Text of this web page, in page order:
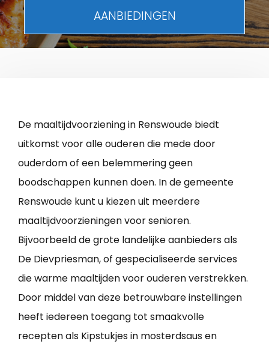
AANBIEDINGEN
De maaltijdvoorziening in Renswoude biedt
uitkomst voor alle ouderen die mede door
ouderdom of een belemmering geen
boodschappen kunnen doen. In de gemeente
Renswoude kunt u kiezen uit meerdere
maaltijdvoorzieningen voor senioren.
Bijvoorbeeld de grote landelijke aanbieders als
De Dievpriesman, of gespecialiseerde services
die warme maaltijden voor ouderen verstrekken.
Door middel van deze betrouwbare instellingen
heeft iedereen toegang tot smaakvolle
recepten als Kipstukjes in mosterdsaus en